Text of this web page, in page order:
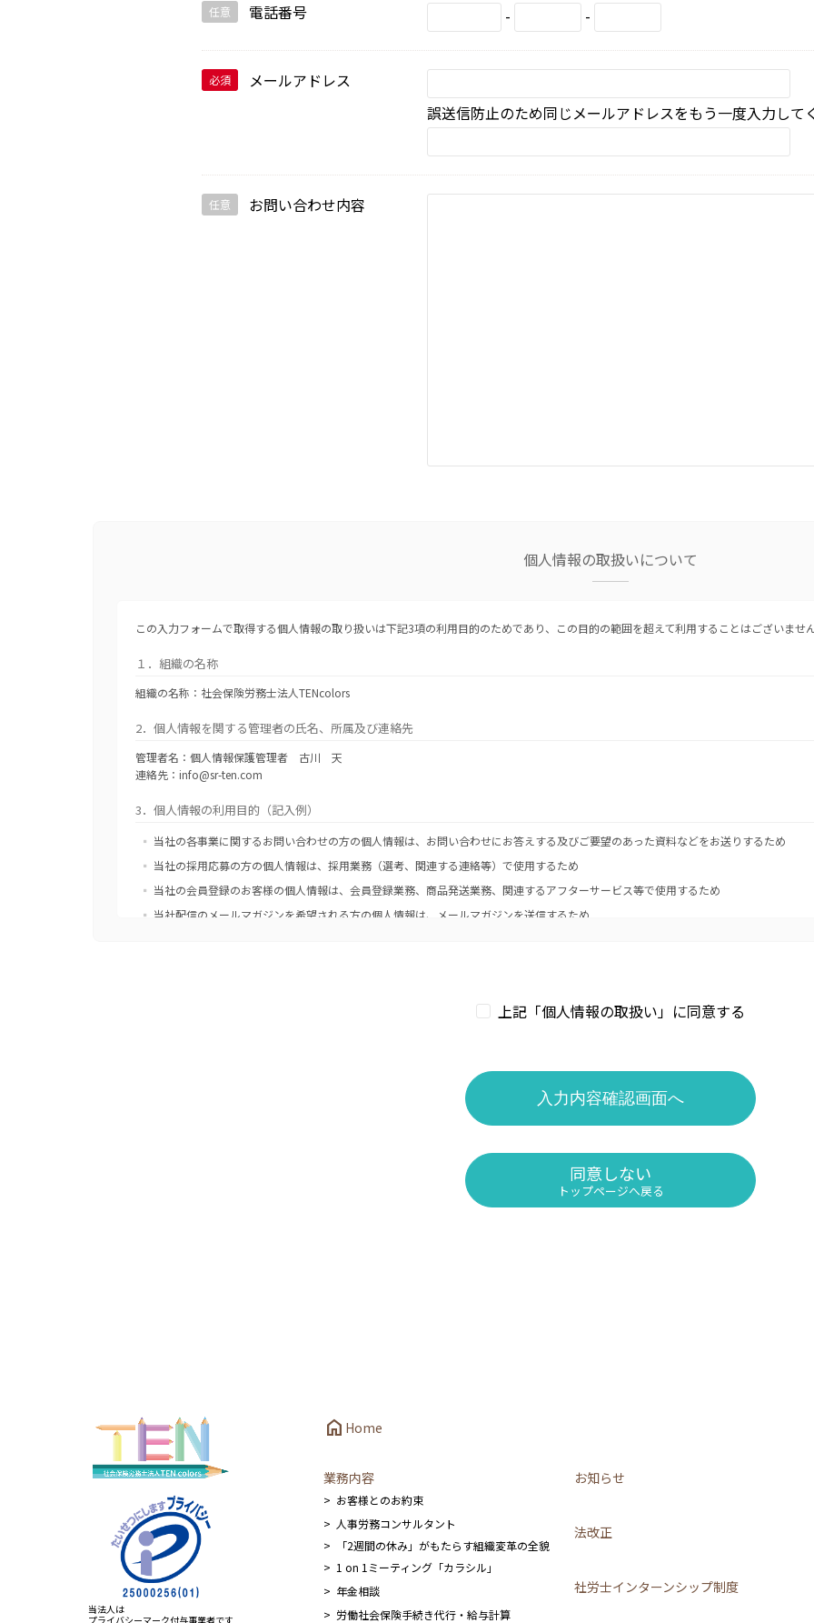
電話番号
任意 - -
メールアドレス
必須
誤送信防止のため同じメールアドレスをもう一度入力して
お問い合わせ内容
任意
個人情報の取扱いについて
この入力フォームで取得する個人情報の取り扱いは下記3項の利用目的のためであり、この目的の範囲を超えて利用することはございませ
１．組織の名称
組織の名称：社会保険労務士法人TENcolors
2．個人情報を関する管理者の氏名、所属及び連絡先
管理者名：個人情報保護管理者 古川 天
連絡先：info@sr-ten.com
3．個人情報の利用目的（記入例）
当社の各事業に関するお問い合わせの方の個人情報は、お問い合わせにお答えする及びご要望のあった資料などをお送りするため
当社の採用応募の方の個人情報は、採用業務（選考、関連する連絡等）で使用するため
当社の会員登録のお客様の個人情報は、会員登録業務、商品発送業務、関連するアフターサービス等で使用するため
当社配信のメールマガジンを希望される方の個人情報は、メールマガジンを送信するため
公衆衛生の向上又は児童の健全な育成の推進のために特に必要がある場合であって本人の、同意を得ることが困難であるとき
国の機関若しくは地方公共団体又はその委託を受けた者が法令の定める事務を遂行することに対して協力する必要がある場合であっ
当社は、事業運営上、お客様により良いサービスを提供するために業務の一部を外部に委託しています。業務委託先に対しては、個人情
取り扱っていると認められる委託先を選定し、契約等において個人情報の適正管理・機密保持などによりお客様の個人情報の漏洩防止に
7．個人情報を提供されることの任意性について
お客様が当社に個人情報を提供されるかどうかは、お客様の任意によるものです。ただし、必要な項目をいただけない場合、各サービス
上記「個人情報の取扱い」に同意する
同意しない
トップページへ戻る
当法人は
プライバシーマーク付与事業者です
home Home
業務内容
お客様とのお約束
人事労務コンサルタント
「2週間の休み」がもたらす組織変革の全貌
1 on 1ミーティング「カラシル」
年金相談
労働社会保険手続き代行・給与計算
お知らせ
法改正
社労士インターンシップ制度